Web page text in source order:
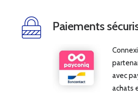
Paiements
avec
achats